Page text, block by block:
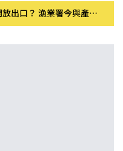
與產業鏈座談 盼養殖、貿易透明化